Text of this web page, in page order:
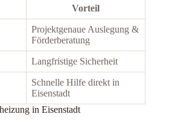
Vorteil
Projektgenaue Auslegung &
Förderberatung
Langfristige Sicherheit
Schnelle Hilfe direkt in
Eisenstadt
in Eisenstadt